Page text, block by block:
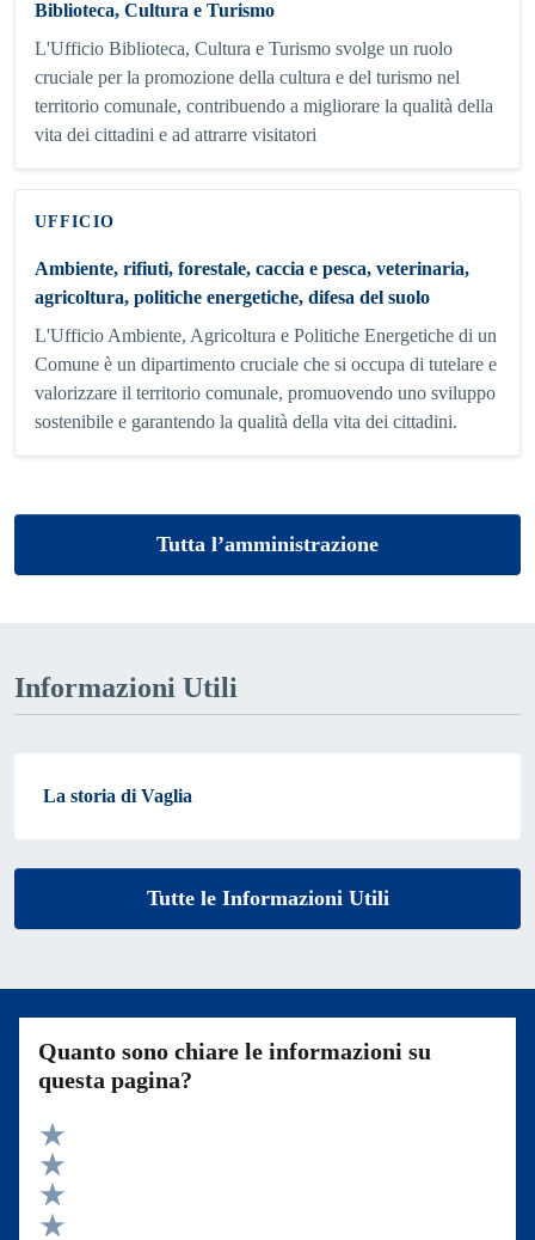
Biblioteca, Cultura e Turismo
L'Ufficio Biblioteca, Cultura e Turismo svolge un ruolo
cruciale per la promozione della cultura e del turismo nel
territorio comunale, contribuendo a migliorare la qualità della
vita dei cittadini e ad attrarre visitatori
UFFICIO
Ambiente, rifiuti, forestale, caccia e pesca, veterinaria,
agricoltura, politiche energetiche, difesa del suolo
L'Ufficio Ambiente, Agricoltura e Politiche Energetiche di un
Comune è un dipartimento cruciale che si occupa di tutelare e
valorizzare il territorio comunale, promuovendo uno sviluppo
sostenibile e garantendo la qualità della vita dei cittadini.
Tutta l’amministrazione
Informazioni Utili
La storia di Vaglia
Tutte le Informazioni Utili
Quanto sono chiare le informazioni su
questa pagina?
Valuta 5 stelle su 5
Valuta 4 stelle su 5
Valuta 3 stelle su 5